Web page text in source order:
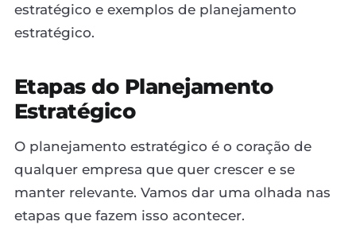
estratégico e exemplos de planejamento
estratégico.
Etapas do Planejamento
Estratégico
O planejamento estratégico é o coração de
qualquer empresa que quer crescer e se
manter relevante. Vamos dar uma olhada nas
etapas que fazem isso acontecer.